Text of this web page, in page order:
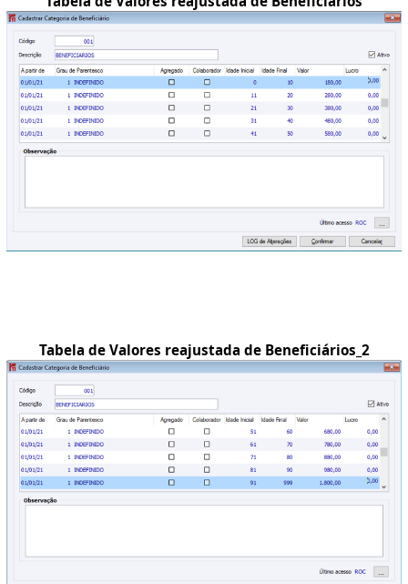
Tabela de Valores reajustada de Beneficiários_2